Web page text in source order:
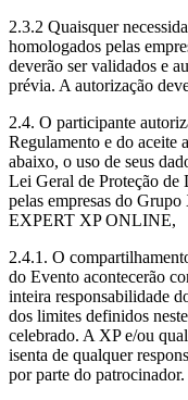
2.3.2 Quaisquer
homologados pelas
deverão ser validados e
prévia. A autorização
2.4. O participante
Regulamento e do aceite
abaixo, o uso de seus
Lei Geral de Proteção
pelas empresas do
EXPERT XP ONLINE,
2.4.1. O
do Evento acontecerão
inteira responsabilidade
dos limites definidos
celebrado. A XP e/ou
isenta de qualquer
por parte do patrocinador.